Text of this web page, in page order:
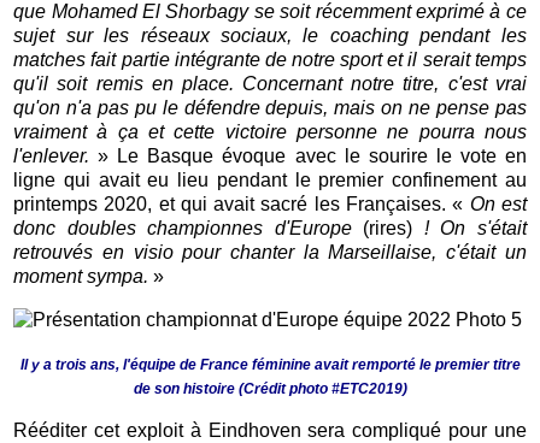
que Mohamed El Shorbagy se soit récemment exprimé à ce
sujet sur les réseaux sociaux, le coaching pendant les
matches fait partie intégrante de notre sport et il serait temps
qu'il soit remis en place. Concernant notre titre, c'est vrai
qu'on n'a pas pu le défendre depuis, mais on ne pense pas
vraiment à ça et cette victoire personne ne pourra nous
l'enlever.» Le Basque évoque avec le sourire le vote en
ligne qui avait eu lieu pendant le premier confinement au
printemps 2020, et qui avait sacré les Françaises. « On est
donc doubles championnes d'Europe(rires) ! On s'était
retrouvés en visio pour chanter la Marseillaise, c'était un
moment sympa. »
Il y a trois ans, l'équipe de France féminine avait remporté le premier titre
de son histoire (Crédit photo #ETC2019)
Rééditer cet exploit à Eindhoven sera compliqué pour une